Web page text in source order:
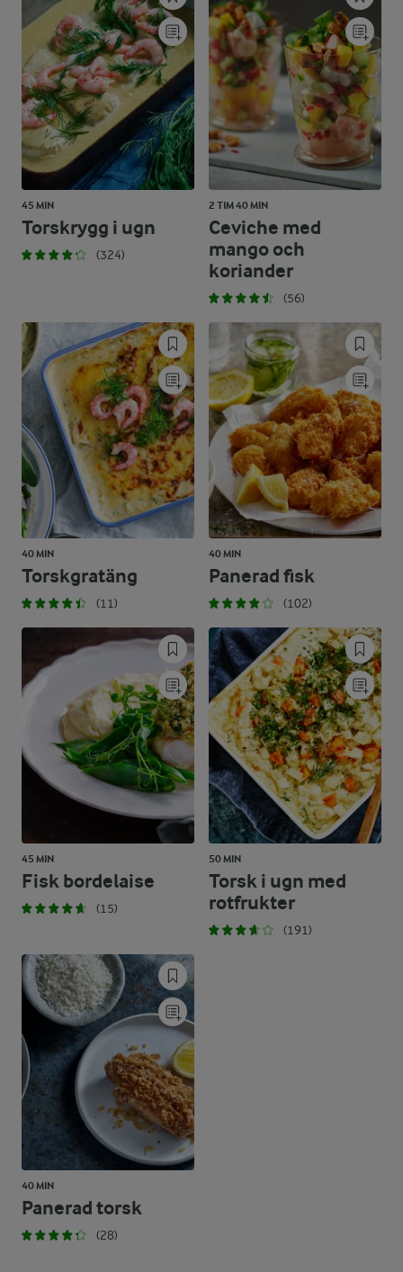
45 MIN
Torskrygg i ugn
(324)
2 TIM 40 MIN
Ceviche med
mango och
koriander
(56)
40 MIN
Torskgratäng
(11)
40 MIN
Panerad fisk
(102)
45 MIN
Fisk bordelaise
(15)
50 MIN
Torsk i ugn med
rotfrukter
(191)
40 MIN
Panerad torsk
(28)